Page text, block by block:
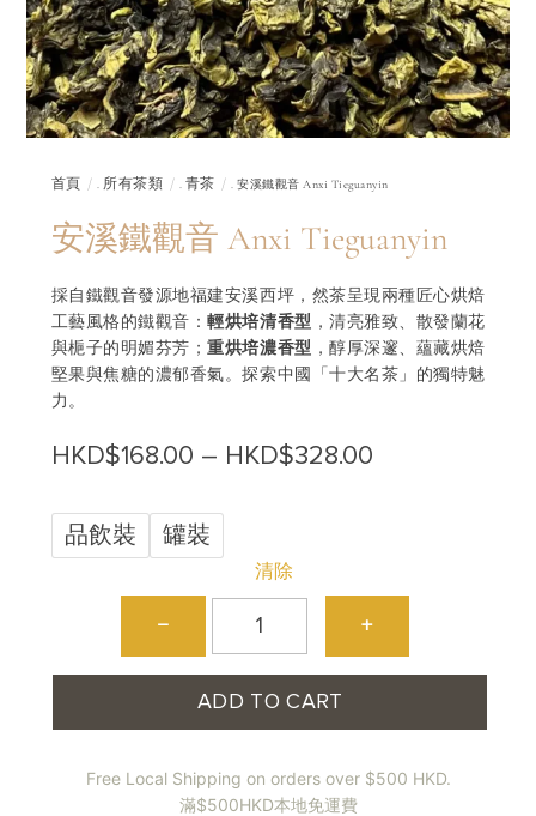
首頁 . 所有茶類 . 青茶 . 安溪鐵觀音 Anxi Tieguanyin
安溪鐵觀音 Anxi Tieguanyin
採自鐵觀音發源地福建安溪西坪，然茶呈現兩種匠心烘焙
工藝風格的鐵觀音：輕烘培清香型 ，清亮雅致、散發蘭花
與梔子的明媚芬芳； 重烘培濃香型 ，醇厚深邃、蘊藏烘焙
堅果與焦糖的濃郁香氣。探索中國「十大名茶」的獨特魅
力。
HKD$168.00 – HKD$328.00Price
HKD$328.00
品飲裝 罐裝
清除
−
安
鐵
觀
音
Anxi
數
量
+
ADD TO CART
Free Local Shipping on orders over $500 HKD.
滿$500HKD本地免運費